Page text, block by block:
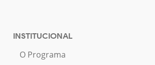
INSTITUCIONAL
O Programa